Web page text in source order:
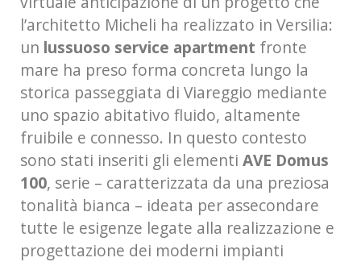
l’architetto Micheli ha realizzato in Versilia:
un lussuoso service apartment fronte
mare ha preso forma concreta lungo la
storica passeggiata di Viareggio mediante
uno spazio abitativo fluido, altamente
fruibile e connesso. In questo contesto
sono stati inseriti gli elementi AVE Domus
100, serie – caratterizzata da una preziosa
tonalità bianca – ideata per assecondare
tutte le esigenze legate alla realizzazione e
progettazione dei moderni impianti